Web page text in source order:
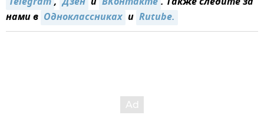
нами в Одноклассниках и Rutube.